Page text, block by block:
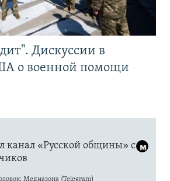
Дискуссии в
о военной помощи